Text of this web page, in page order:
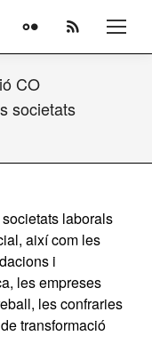
Flickr
page
in
new
window
Rss
page
new
window
CO
societats
laborals
així com les
i
les empreses
les confraries
transformació